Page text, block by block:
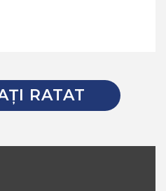
RATAT